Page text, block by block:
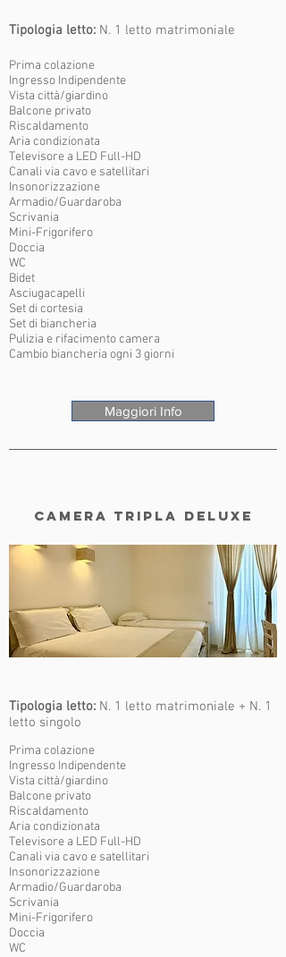
Tipologia letto: N. 1 letto matrimoniale
Prima colazione
Ingresso Indipendente
Vista città/giardino
Balcone privato
Riscaldamento
Aria condizionata
Televisore a LED Full-HD
Canali via cavo e satellitari
Insonorizzazione
Armadio/Guardaroba
Scrivania
Mini-Frigorifero
Doccia
WC
Bidet
Asciugacapelli
Set di cortesia
Set di biancheria
Pulizia e rifacimento camera
Cambio biancheria ogni 3 giorni
Maggiori Info
CAMERA TRIpla deluxe
Tipologia letto: N. 1 letto matrimoniale + N. 1
letto singolo
Prima colazione
Ingresso Indipendente
Vista città/giardino
Balcone privato
Riscaldamento
Aria condizionata
Televisore a LED Full-HD
Canali via cavo e satellitari
Insonorizzazione
Armadio/Guardaroba
Scrivania
Mini-Frigorifero
Doccia
WC